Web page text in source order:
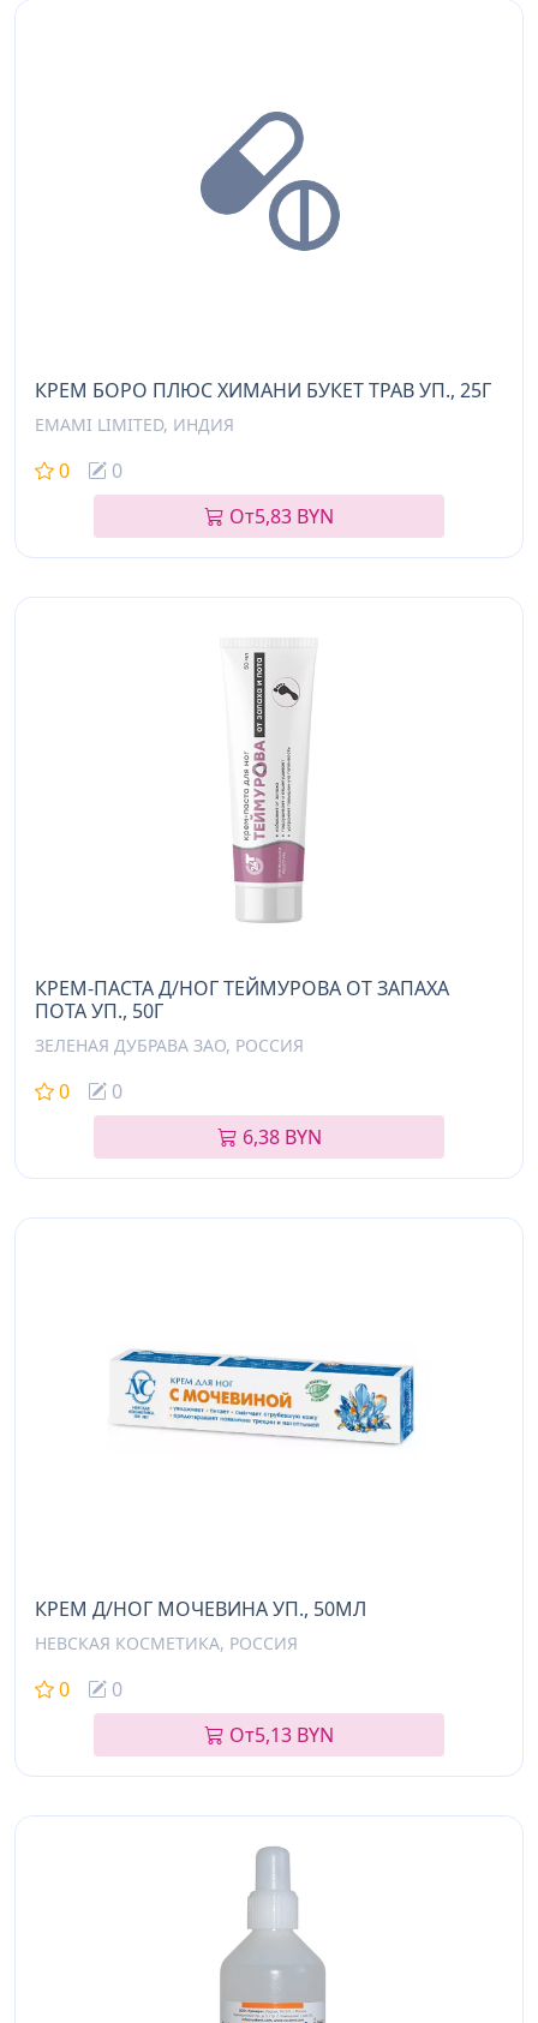
КРЕМ БОРО ПЛЮС ХИМАНИ БУКЕТ ТРАВ УП., 25Г
EMAMI LIMITED, ИНДИЯ
0
0
От5,83 BYN
КРЕМ-ПАСТА Д/НОГ ТЕЙМУРОВА ОТ ЗАПАХА
ПОТА УП., 50Г
ЗЕЛЕНАЯ ДУБРАВА ЗАО, РОССИЯ
0
0
6,38 BYN
КРЕМ Д/НОГ МОЧЕВИНА УП., 50МЛ
НЕВСКАЯ КОСМЕТИКА, РОССИЯ
0
0
От5,13 BYN